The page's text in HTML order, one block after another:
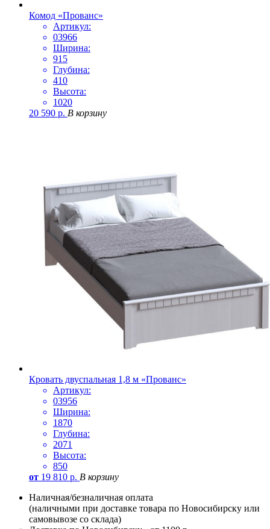
Комод «Прованс»
Артикул:
03966
Ширина:
915
Глубина:
410
Высота:
1020
20 590 р. В корзину
Кровать двуспальная 1,8 м «Прованс»
Артикул:
03956
Ширина:
1870
Глубина:
2071
Высота:
850
от 19 810 р. В корзину
Наличная/безналичная оплата
(наличными при доставке товара по Новосибирску или
самовывозе со склада)